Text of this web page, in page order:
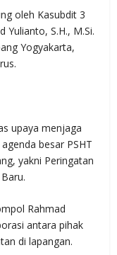
oleh Kasubdit 3
S.H., M.Si.
Yogyakarta,
upaya menjaga
besar PSHT
yakni Peringatan
Rahmad
antara pihak
di lapangan.